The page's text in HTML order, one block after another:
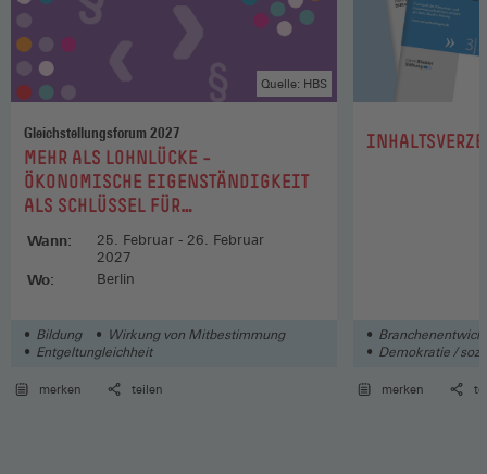
Gleichstellungsforum 2027
:MEHR ALS LOHNLÜCKE –
ÖKONOMISCHE EIGENSTÄNDIGKEIT
ALS SCHLÜSSEL FÜR
Quelle: HBS
Wann:
25. Februar - 26. Februar
2027
Wo: Berlin
Bildung
Wirkung von Mitbestimmung
Entgeltungleichheit
merken teilen
:
Demokratie /
merken